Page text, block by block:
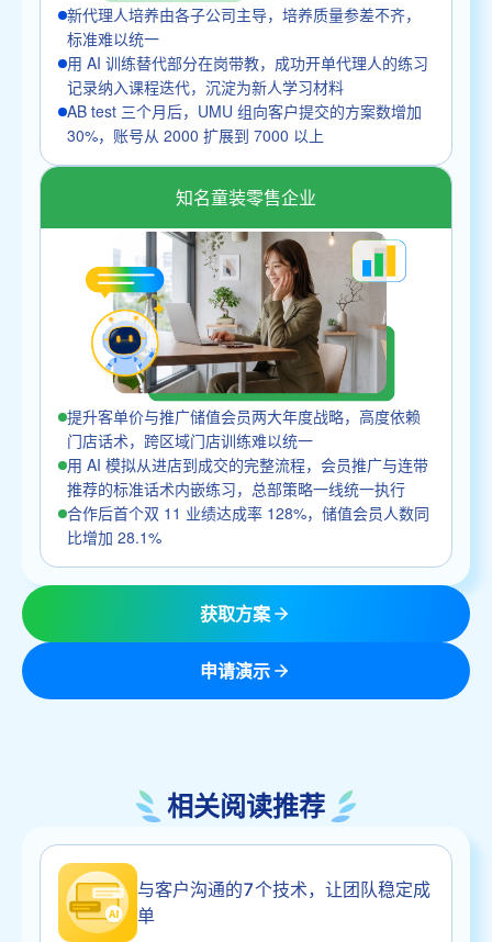
新代理人培养由各子公司主导，培养质量参差不齐，
标准难以统一
用 AI 训练替代部分在岗带教，成功开单代理人的练习
记录纳入课程迭代，沉淀为新人学习材料
AB test 三个月后，UMU 组向客户提交的方案数增加
30%，账号从 2000 扩展到 7000 以上
知名童装零售企业
提升客单价与推广储值会员两大年度战略，高度依赖
门店话术，跨区域门店训练难以统一
用 AI 模拟从进店到成交的完整流程，会员推广与连带
推荐的标准话术内嵌练习，总部策略一线统一执行
合作后首个双 11 业绩达成率 128%，储值会员人数同
比增加 28.1%
获取方案
申请演示
相关阅读推荐
与客户沟通的7个技术，让团队稳定成
单